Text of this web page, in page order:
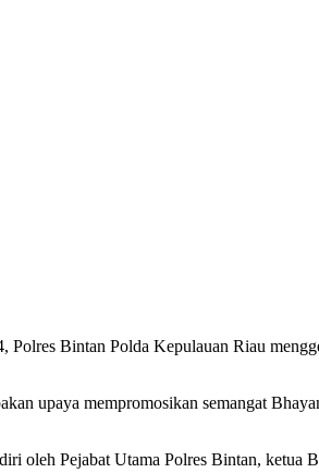
Bintan Polda Kepulauan Riau
upaya mempromosikan semangat
oleh Pejabat Utama Polres Bintan,